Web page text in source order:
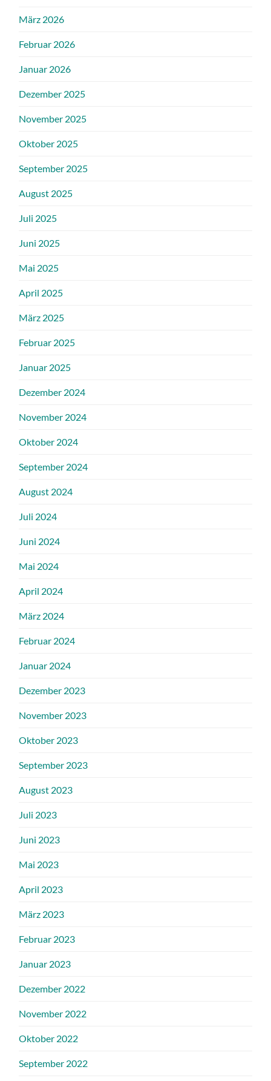
März 2026
Februar 2026
Januar 2026
Dezember 2025
November 2025
Oktober 2025
September 2025
August 2025
Juli 2025
Juni 2025
Mai 2025
April 2025
März 2025
Februar 2025
Januar 2025
Dezember 2024
November 2024
Oktober 2024
September 2024
August 2024
Juli 2024
Juni 2024
Mai 2024
April 2024
März 2024
Februar 2024
Januar 2024
Dezember 2023
November 2023
Oktober 2023
September 2023
August 2023
Juli 2023
Juni 2023
Mai 2023
April 2023
März 2023
Februar 2023
Januar 2023
Dezember 2022
November 2022
Oktober 2022
September 2022